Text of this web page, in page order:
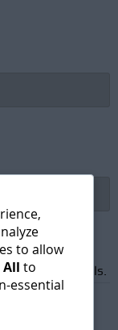
emails.
to allow
All to
essential